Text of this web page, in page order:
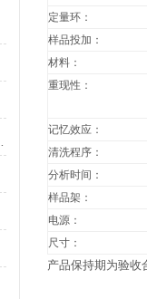
定量环：
样品投加：
材料：
重现性：
记忆效应：
清洗程序：
分析时间：
样品架：
电源：
尺寸：
产品保持期为验收